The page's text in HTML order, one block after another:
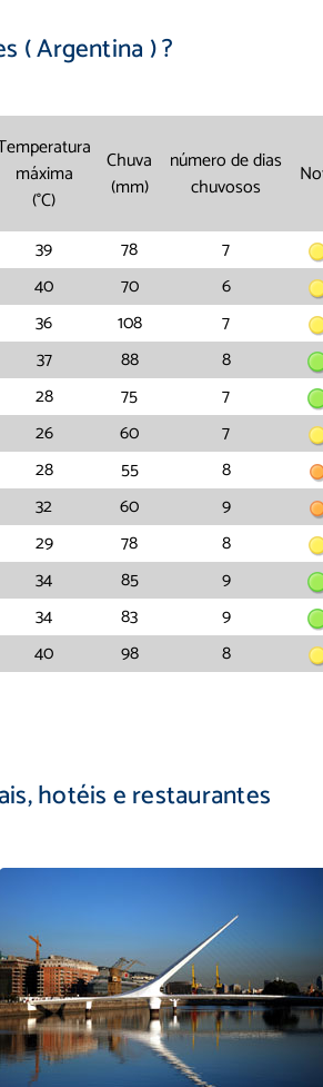
( Argentina ) ?
máxima
(°C)
Chuva
(mm)
número de dias
chuvosos
39 78
7
40 70
6
36 108
7
37 88
8
28 75
7
26 60
7
28 55
8
32 60
9
29 78
8
34 85
9
34 83
9
40 98 8
hotéis e restaurantes